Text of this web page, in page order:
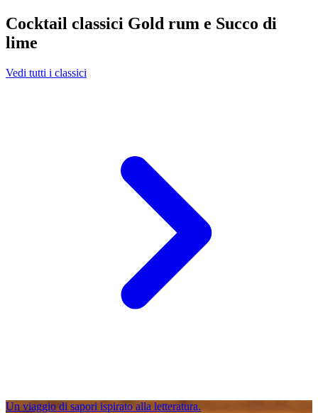
Cocktail classici Gold rum e Succo di
lime
Vedi tutti i classici
Un viaggio di sapori ispirato alla letteratura.